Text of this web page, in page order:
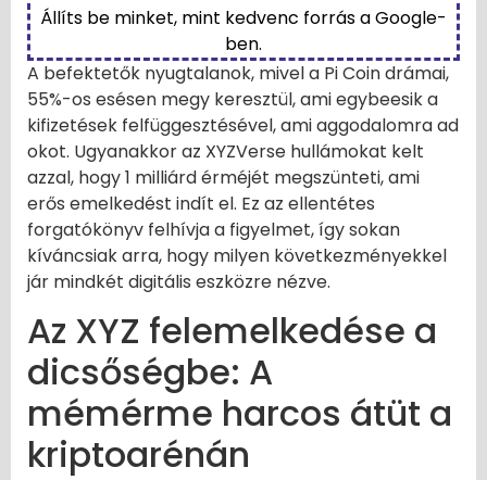
Állíts be minket, mint kedvenc forrás a Google-
ben.
A befektetők nyugtalanok, mivel a Pi Coin drámai,
55%-os esésen megy keresztül, ami egybeesik a
kifizetések felfüggesztésével, ami aggodalomra ad
okot. Ugyanakkor az XYZVerse hullámokat kelt
azzal, hogy 1 milliárd érméjét megszünteti, ami
erős emelkedést indít el. Ez az ellentétes
forgatókönyv felhívja a figyelmet, így sokan
kíváncsiak arra, hogy milyen következményekkel
jár mindkét digitális eszközre nézve.
Az XYZ felemelkedése a
dicsőségbe: A
mémérme harcos átüt a
kriptoarénán